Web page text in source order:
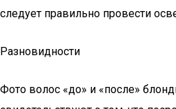
следует правильно провести
Разновидности
Фото волос «до» и «после»